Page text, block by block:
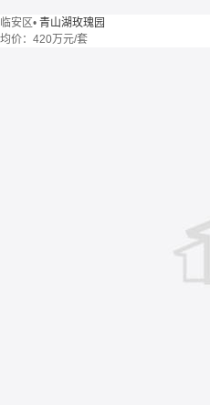
临安区• 青山湖玫瑰园
均价： 420万元/套